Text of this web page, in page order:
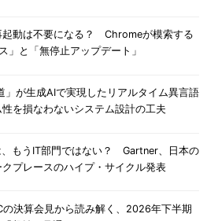
起動は不要になる？ Chromeが模索する
」と「無停止アップデート」
」が生成AIで実現したリアルタイム異言語
を損なわないシステム設計の工夫
、もうIT部門ではない？ Gartner、日本の
プレースのハイプ・サイクル発表
の決算会見から読み解く、2026年下半期